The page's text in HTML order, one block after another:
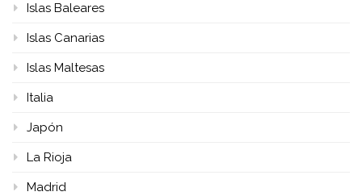
Islas Baleares
Islas Canarias
Islas Maltesas
Italia
Japón
La Rioja
Madrid